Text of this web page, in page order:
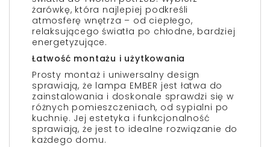
żarówkę, która najlepiej podkreśli
atmosferę wnętrza – od ciepłego,
relaksującego światła po chłodne, bardziej
energetyzujące.
Łatwość montażu i użytkowania
Prosty montaż i uniwersalny design
sprawiają, że lampa EMBER jest łatwa do
zainstalowania i doskonale sprawdzi się w
różnych pomieszczeniach, od sypialni po
kuchnię. Jej estetyka i funkcjonalność
sprawiają, że jest to idealne rozwiązanie do
każdego domu.